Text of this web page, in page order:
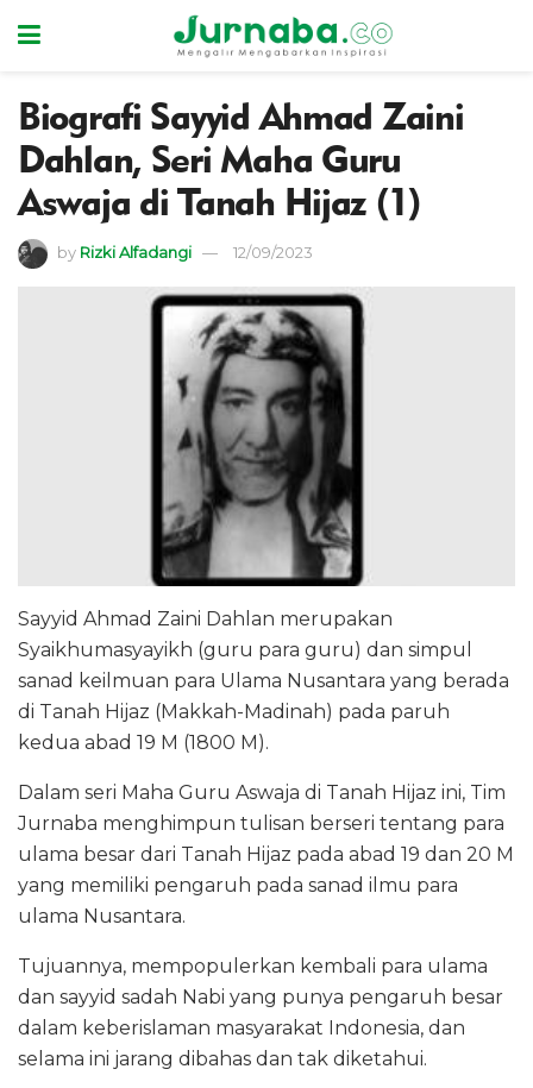
Biografi Sayyid Ahmad Zaini
Dahlan, Seri Maha Guru
Aswaja di Tanah Hijaz (1)
by Rizki Alfadangi 12/09/2023
Sayyid Ahmad Zaini Dahlan merupakan
Syaikhumasyayikh (guru para guru) dan simpul
sanad keilmuan para Ulama Nusantara yang berada
di Tanah Hijaz (Makkah-Madinah) pada paruh
kedua abad 19 M (1800 M).
Dalam seri Maha Guru Aswaja di Tanah Hijaz ini, Tim
Jurnaba menghimpun tulisan berseri tentang para
ulama besar dari Tanah Hijaz pada abad 19 dan 20 M
yang memiliki pengaruh pada sanad ilmu para
ulama Nusantara.
Tujuannya, mempopulerkan kembali para ulama
dan sayyid sadah Nabi yang punya pengaruh besar
dalam keberislaman masyarakat Indonesia, dan
selama ini jarang dibahas dan tak diketahui.